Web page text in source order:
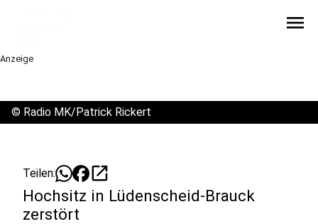
menu
Anzeige
© Radio MK/Patrick Rickert
Teilen: open_in_new
Hochsitz in Lüdenscheid-Brauck
zerstört